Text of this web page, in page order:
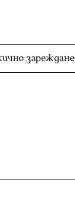
зареждане